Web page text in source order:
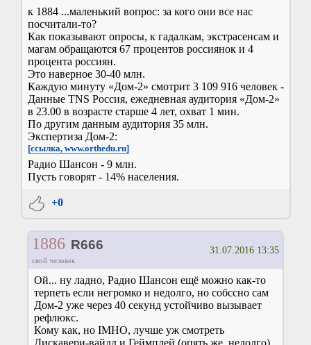
к 1884 ...маленький вопрос: за кого они все нас
посчитали-то?
Как показывают опросы, к гадалкам, экстрасенсам и
магам обращаются 67 процентов россиянок и 4
процента россиян.
Это наверное 30-40 млн.
Каждую минуту «Дом-2» смотрит 3 109 916 человек -
Данные TNS Россия, ежедневная аудитория «Дом-2»
в 23.00 в возрасте старше 4 лет, охват 1 мин.
По другим данным аудитория 35 млн.
Экспертиза Дом-2:
[ссылка, www.orthedu.ru]
Радио Шансон - 9 млн.
Пусть говорят - 14% населения.
+0
1886 R666
свой человек
31.07.2016 13:35
Ой... ну ладно, Радио Шансон ещё можно как-то
терпеть если негромко и недолго, но собссно сам
Дом-2 уже через 40 секунд устойчиво вызывает
рефлюкс.
Кому как, но IMHO, лучше уж смотреть
Дискавери-вайлд и Геймплей (опять же, недолго).